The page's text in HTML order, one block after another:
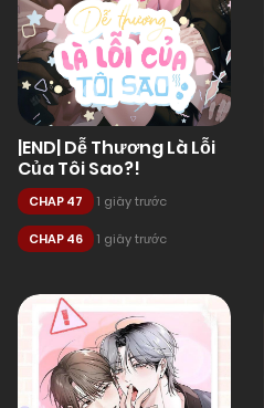
|END| Dễ Thương Là Lỗi
Của Tôi Sao?!
CHAP 47 1 giây trước
CHAP 46 1 giây trước